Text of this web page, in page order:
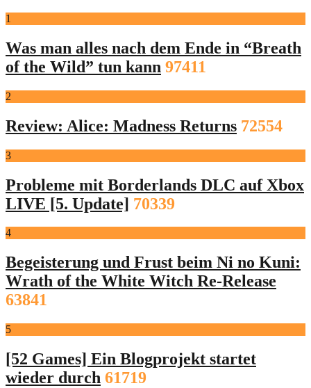
1
Was man alles nach dem Ende in “Breath
of the Wild” tun kann 97411
2
Review: Alice: Madness Returns 72554
3
Probleme mit Borderlands DLC auf Xbox
LIVE [5. Update] 70339
4
Begeisterung und Frust beim Ni no Kuni:
Wrath of the White Witch Re-Release
63841
5
[52 Games] Ein Blogprojekt startet
wieder durch 61719